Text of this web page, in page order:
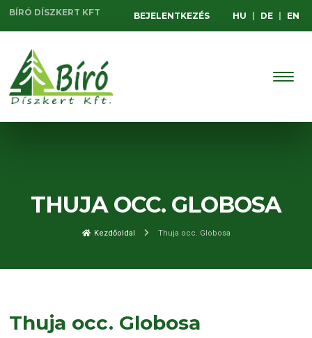
BÍRÓ DÍSZKERT KFT BEJELENTKEZÉS HU DE EN
THUJA OCC. GLOBOSA
Kezdőoldal Thuja occ. Globosa
Thuja occ. Globosa